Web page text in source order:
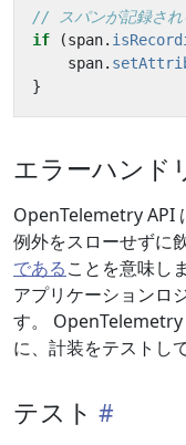
// スパンが記録され
if
(span.
span.
}
エラーハンド
OpenTelemetry API
例外をスローせずに
であることを意味し
アプリケーションロ
す。 OpenTelemetry
に、計装をテストし
テスト